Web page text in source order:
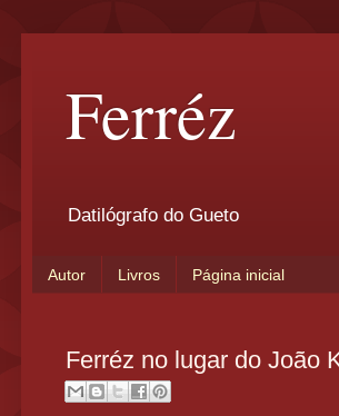
Ferréz
Datilógrafo do Gueto
Autor Livros Página inicial
Ferréz no lugar do João